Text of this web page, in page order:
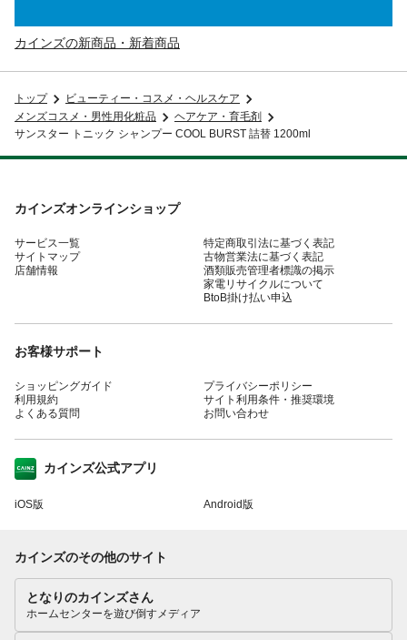
カインズの新商品・新着商品
トップ
ビューティー・コスメ・ヘルスケア
メンズコスメ・男性用化粧品
ヘアケア・育毛剤
サンスター トニック シャンプー COOL BURST 詰替 1200ml
カインズオンラインショップ
サービス一覧
サイトマップ
店舗情報
特定商取引法に基づく表記
古物営業法に基づく表記
酒類販売管理者標識の掲示
家電リサイクルについて
BtoB掛け払い申込
お客様サポート
ショッピングガイド
利用規約
よくある質問
プライバシーポリシー
サイト利用条件・推奨環境
お問い合わせ
カインズ公式アプリ
iOS版 Android版
カインズのその他のサイト
となりのカインズさん
ホームセンターを遊び倒すメディア